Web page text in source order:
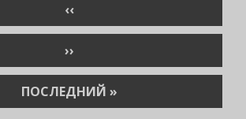
ПРЕДЫДУЩАЯ
СТРАНИЦА
‹‹
СЛЕДУЮЩАЯ
СТРАНИЦА
››
ПОСЛЕДНЯЯ
СТРАНИЦА
ПОСЛЕДНИЙ »